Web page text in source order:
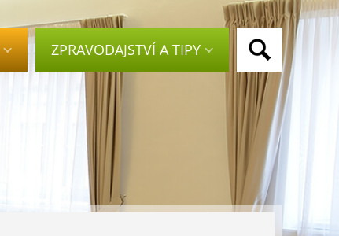
ZPRAVODAJSTVÍ A TIPY